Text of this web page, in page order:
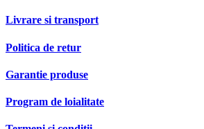
Livrare si transport
Politica de retur
Garantie produse
Program de loialitate